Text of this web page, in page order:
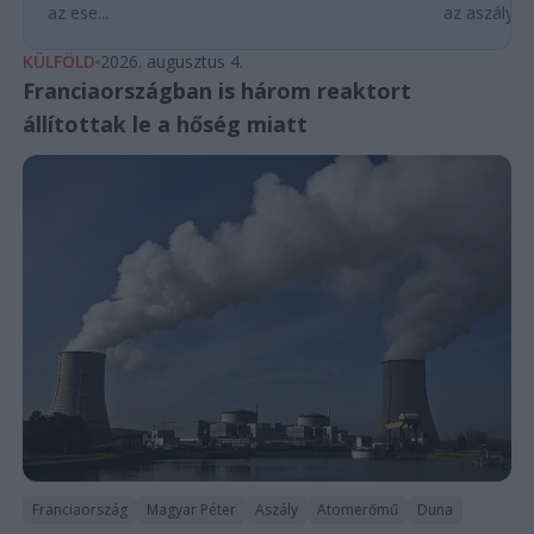
az ese...
az
KÜLFÖLD 2026. augusztus 4.
Franciaországban is három reaktort
állítottak le a hőség miatt
Franciaország Magyar Péter Aszály Atomerőmű Duna